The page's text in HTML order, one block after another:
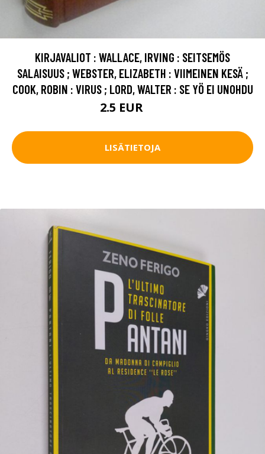
KIRJAVALIOT : WALLACE, IRVING : SEITSEMÖS
SALAISUUS ; WEBSTER, ELIZABETH : VIIMEINEN KESÄ ;
COOK, ROBIN : VIRUS ; LORD, WALTER : SE YÖ EI UNOHDU
2.5 EUR
LISÄTIETOJA